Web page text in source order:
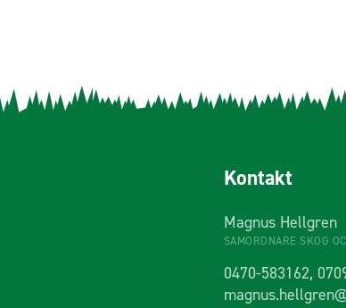
Kontakt
Magnus Hellgren
SAMORDNARE SKOG
0470-583162,